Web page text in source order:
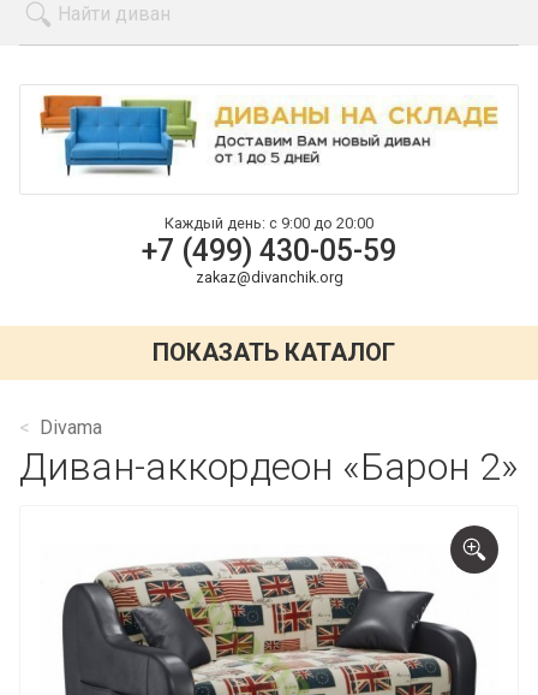
Оплата и доставка
Контакты
Каждый день: с 9:00 до 20:00
+7 (499) 430-05-59
zakaz@divanchik.org
ПОКАЗАТЬ КАТАЛОГ
Divama
Диван-аккордеон «Барон 2»